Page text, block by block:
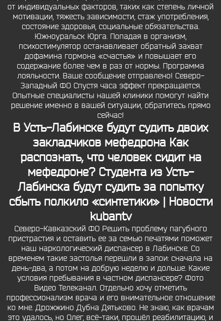
от индивидуальных факторов, таких как степень личной
мотивации, тяжесть зависимости, стаж употребления,
состояние здоровья, социальные обязательства.
Южноуральск Юрга. Попадая в организм,
психостимулятор останавливает обратный захват
дофамина гормона «счастья» и повышает его
содержание более чем в раз от нормы. Программа
лояльности. Ваше сообщение отправлено! Северо-
Западный ФО Спустя часа эффект прекращается.
Опытные специалисты нашей клиники помогут найти
решение именно в вашей ситуации, обратитесь прямо
сейчас!
В Усть-Лабинске будут судить двоих
закладчиков мефедрона Как
распознать, что человек сидит на
мефедроне? Студента из Усть-
Лабинска будут судить за попытку
сбыть полкило «синтетики» | Новости
kubantv
Северо-Кавказский ФО Решить проблему пагубного
пристрастия и оставить ее за семью печатями поможет
наш наркологический диспансер в Лабинске. Со
временем такие застолья перешли в запои: сначала на
день-два, а потом на добрую неделю и дольше. Какие
условия пребывания в частном диспансере? Фото
Видео Телеканал. Отдельно хочу отметить
профессионализм врача и его внимательное отношение
ко мне. Дрожжино Дубна Дятьково. Не знаю, как врачам
это удалось, но Олег, всё-таки, прошёл реабилитацию, и